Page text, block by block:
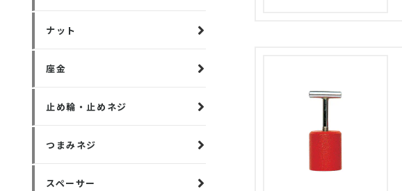
ナット
座金
止め輪・止めネジ
つまみネジ
スペーサー